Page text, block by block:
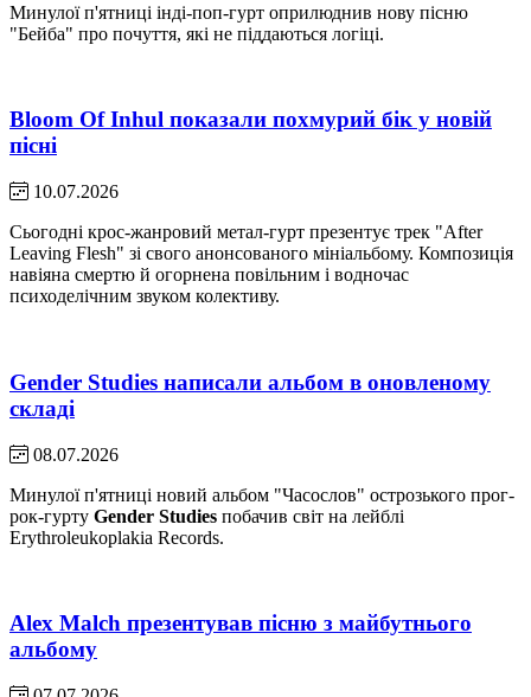
Минулої п'ятниці інді-поп-гурт оприлюднив нову пісню
"Бейба" про почуття, які не піддаються логіці.
Bloom Of Inhul показали похмурий бік у новій
пісні
10.07.2026
Сьогодні крос-жанровий метал-гурт презентує трек "After
Leaving Flesh" зі свого анонсованого мініальбому. Композиція
навіяна смертю й огорнена повільним і водночас
психоделічним звуком колективу.
Gender Studies написали альбом в оновленому
складі
08.07.2026
Минулої п'ятниці новий альбом "Часослов" острозького прог-
рок-гурту Gender Studies побачив світ на лейблі
Erythroleukoplakia Records.
Alex Malch презентував пісню з майбутнього
альбому